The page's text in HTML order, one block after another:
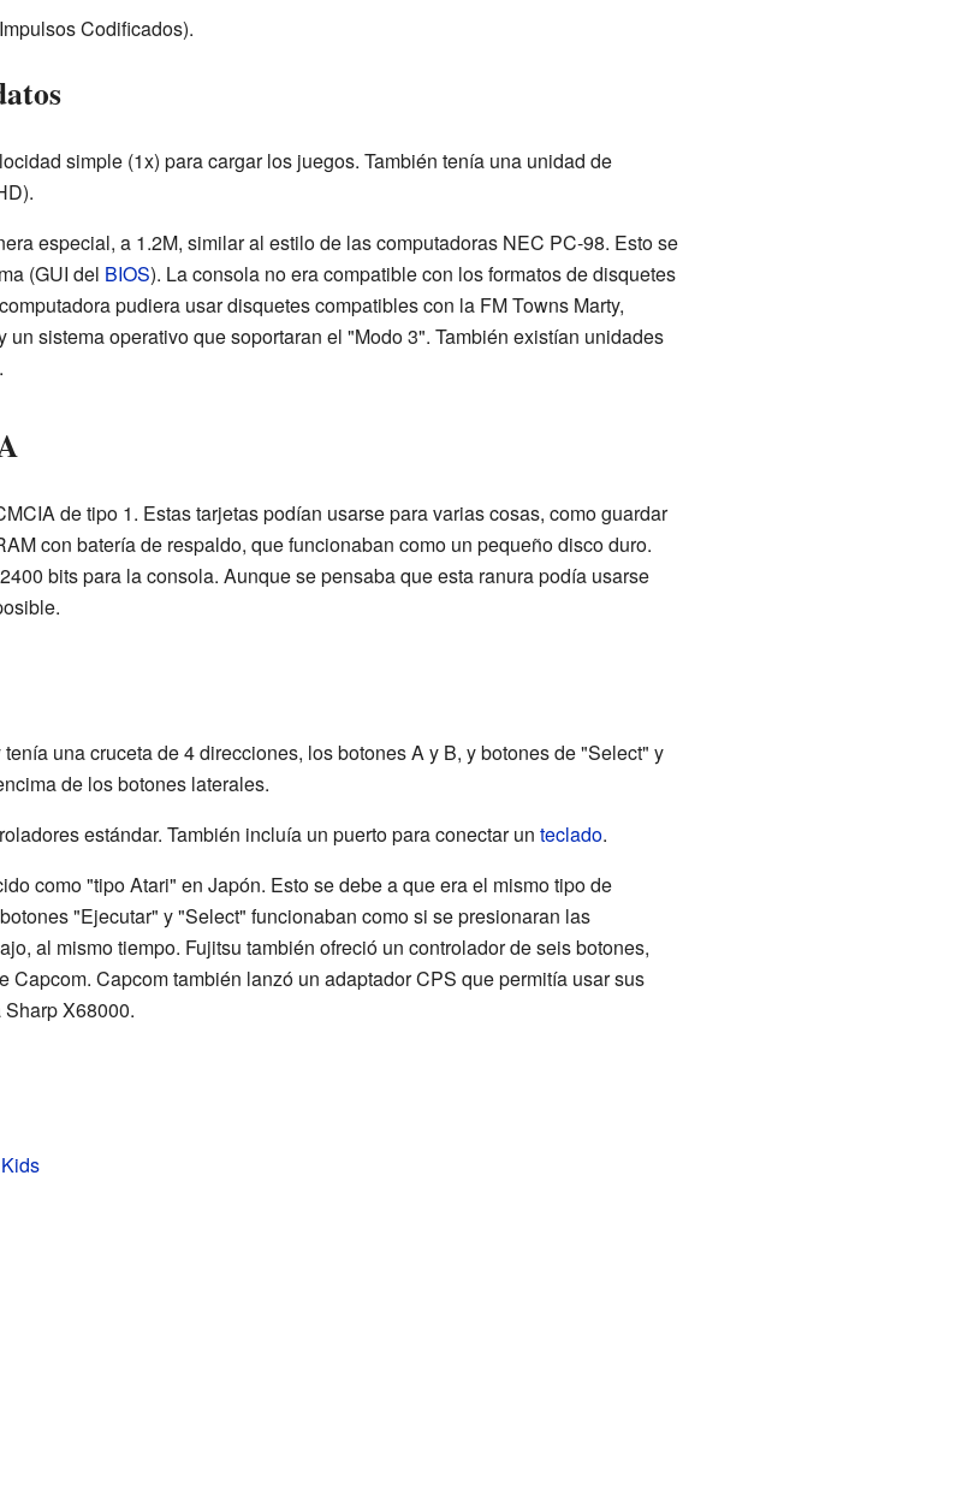
Codificados).
simple (1x) para cargar los juegos. También tenía una unidad de
especial, a 1.2M, similar al estilo de las computadoras NEC PC-98. Esto se
(GUI del BIOS). La consola no era compatible con los formatos de disquetes
pudiera usar disquetes compatibles con la FM Towns Marty,
sistema operativo que soportaran el "Modo 3". También existían unidades
de tipo 1. Estas tarjetas podían usarse para varias cosas, como guardar
con batería de respaldo, que funcionaban como un pequeño disco duro.
bits para la consola. Aunque se pensaba que esta ranura podía usarse
una cruceta de 4 direcciones, los botones A y B, y botones de "Select" y
de los botones laterales.
estándar. También incluía un puerto para conectar un teclado.
como "tipo Atari" en Japón. Esto se debe a que era el mismo tipo de
"Ejecutar" y "Select" funcionaban como si se presionaran las
al mismo tiempo. Fujitsu también ofreció un controlador de seis botones,
Capcom. Capcom también lanzó un adaptador CPS que permitía usar sus
X68000.